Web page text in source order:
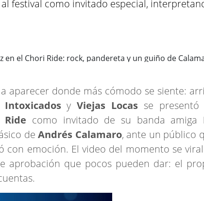
festival como invitado especial,
aparecer donde más cómodo se siente:
IntoxicadosyViejas Locas se presentó
Ride como invitado de su banda amiga
deAndrés Calamaro, ante un público
con emoción. El video del momento se
aprobación que pocos pueden dar: el